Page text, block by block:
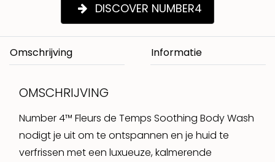
DISCOVER NUMBER4
Omschrijving
OMSCHRIJVING
Number 4™ Fleurs de Temps Soothing Body Wash
nodigt je uit om te ontspannen en je huid te
verfrissen met een luxueuze, kalmerende